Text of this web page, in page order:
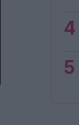
4
5